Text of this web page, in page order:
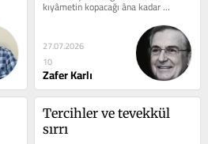
kıyâmetin kopacağı âna kadar
Deccâl’den daha büyük bir fitne
27.07.2026
10
Zafer Karlı
Tercihler ve tevekkül
sırrı